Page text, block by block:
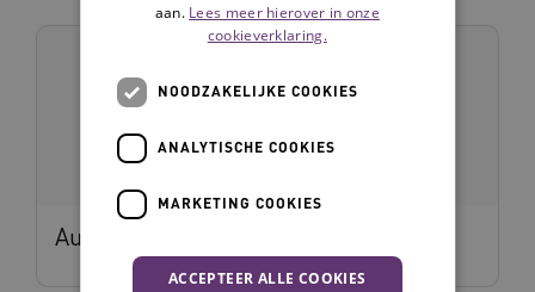
Automatisch douchesysteem
aan. Lees meer hierover in onze
cookieverklaring.
NOODZAKELIJKE COOKIES
ANALYTISCHE COOKIES
MARKETING COOKIES
ACCEPTEER ALLE COOKIES